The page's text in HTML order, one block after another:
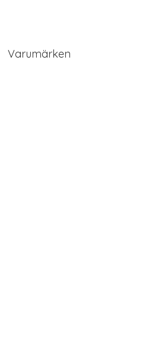
Varumärken